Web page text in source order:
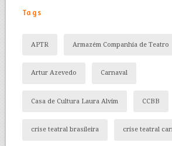
Tags
APTR Armazém Companhia de Teatro
Artur Azevedo Carnaval
Casa de Cultura Laura Alvim CCBB
crise teatral brasileira crise teatral